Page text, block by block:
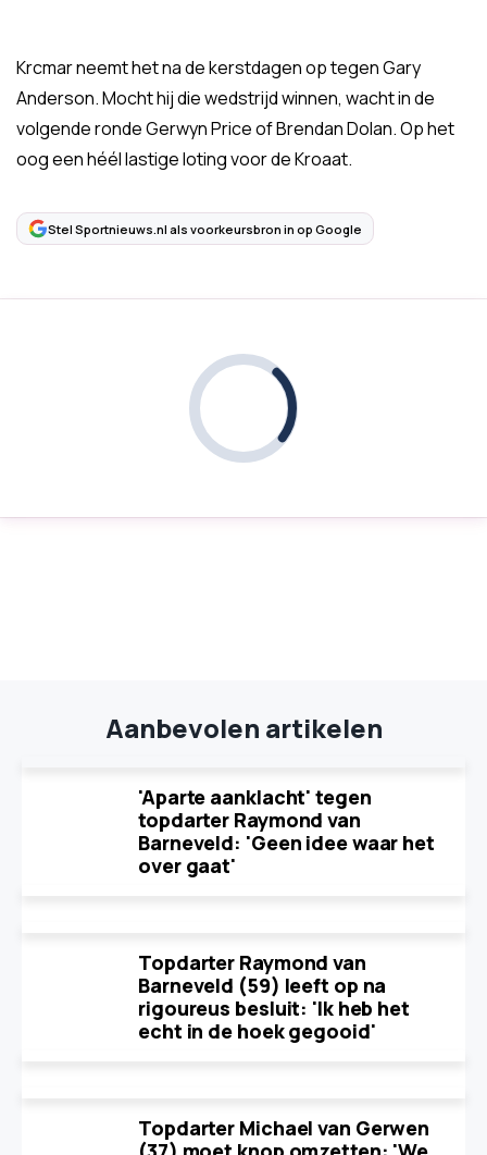
Krcmar neemt het na de kerstdagen op tegen Gary
Anderson. Mocht hij die wedstrijd winnen, wacht in de
volgende ronde Gerwyn Price of Brendan Dolan. Op het
oog een héél lastige loting voor de Kroaat.
Stel Sportnieuws.nl als voorkeursbron in op Google
Aanbevolen artikelen
'Aparte aanklacht' tegen
topdarter Raymond van
Barneveld: 'Geen idee waar het
over gaat'
Topdarter Raymond van
Barneveld (59) leeft op na
rigoureus besluit: 'Ik heb het
echt in de hoek gegooid'
Topdarter Michael van Gerwen